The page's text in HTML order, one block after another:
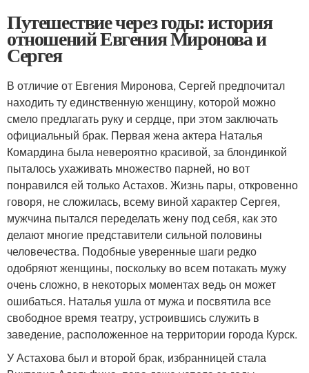
Путешествие через годы: история
отношений Евгения Миронова и
Сергея
В отличие от Евгения Миронова, Сергей предпочитал
находить ту единственную женщину, которой можно
смело предлагать руку и сердце, при этом заключать
официальный брак. Первая жена актера Наталья
Комардина была невероятно красивой, за блондинкой
пыталось ухаживать множество парней, но вот
понравился ей только Астахов. Жизнь пары, откровенно
говоря, не сложилась, всему виной характер Сергея,
мужчина пытался переделать жену под себя, как это
делают многие представители сильной половины
человечества. Подобные уверенные шаги редко
одобряют женщины, поскольку во всем потакать мужу
очень сложно, в некоторых моментах ведь он может
ошибаться. Наталья ушла от мужа и посвятила все
свободное время театру, устроившись служить в
заведение, расположенное на территории города Курск.
У Астахова был и второй брак, избранницей стала